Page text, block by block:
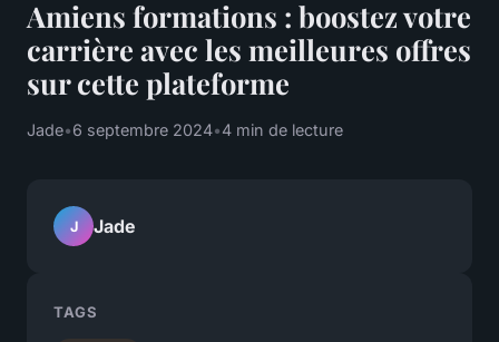
Amiens formations : boostez votre
carrière avec les meilleures offres
sur cette plateforme
Jade•6 septembre 2024•4 min de lecture
J Jade
TAGS